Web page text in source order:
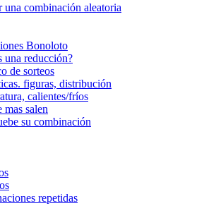
una combinación aleatoria
Bonoloto
una reducción?
de sorteos
figuras, distribución
calientes/fríos
mas salen
su combinación
repetidas